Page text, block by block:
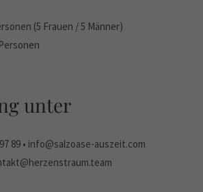
(5 Frauen / 5 Männer)
unter
89 • info@salzoase-auszeit.com